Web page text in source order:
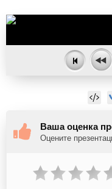
Ваша оценка
Оцените